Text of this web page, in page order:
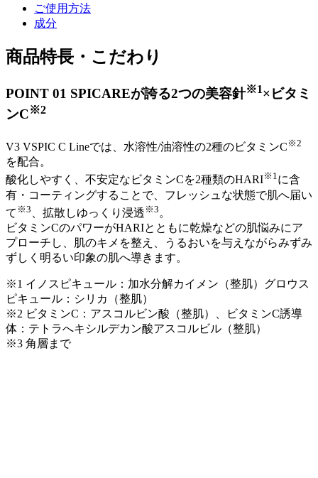
ご使用方法
成分
商品特長・こだわり
POINT 01 SPICAREが誇る2つの美容針※1×ビタミ
ンC※2
V3 VSPIC C Lineでは、水溶性/油溶性の2種のビタミンC ※2
を配合。
酸化しやすく、不安定なビタミンCを2種類のHARI※1に含
有・コーティングすることで、フレッシュな状態で肌へ届い
て ※3 、拡散しゆっくり浸透 ※3 。
ビタミンCのパワーがHARIとともに乾燥などの肌悩みにア
プローチし、肌のキメを整え、うるおいを与えながらみずみ
ずしく明るい印象の肌へ導きます。
※1 イノスピキュール：加水分解カイメン（整肌）グロウス
ピキュール：シリカ（整肌）
※2 ビタミンC：アスコルビン酸（整肌）、ビタミンC誘導
体：テトラへキシルデカン酸アスコルビル（整肌）
※3 角層まで